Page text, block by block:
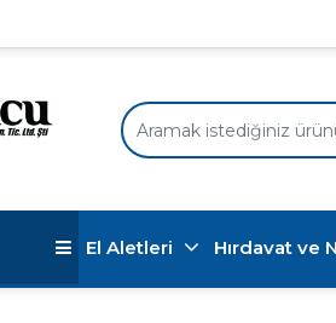
El Aletleri Hırdavat ve